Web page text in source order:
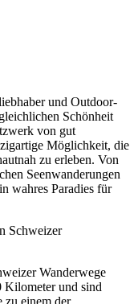
und Outdoor-
Schönheit
von gut
Möglichkeit, die
zu erleben. Von
Seenwanderungen
wahres Paradies für
Schweizer
Wanderwege
Kilometer und sind